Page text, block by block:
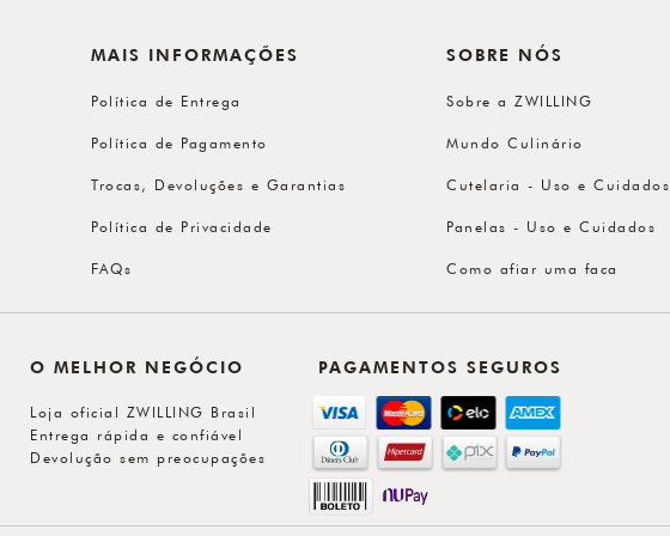
MAIS INFORMAÇÕES
Política de Entrega
Política de Pagamento
Trocas, Devoluções e Garantias
Política de Privacidade
FAQs
SOBRE NÓS
Sobre a ZWILLING
Mundo Culinário
Cutelaria - Uso e Cuidados
Panelas - Uso e Cuidados
Como afiar uma faca
O MELHOR NEGÓCIO
Loja oficial ZWILLING Brasil
Entrega rápida e confiável
Devolução sem preocupações
PAGAMENTOS SEGUROS